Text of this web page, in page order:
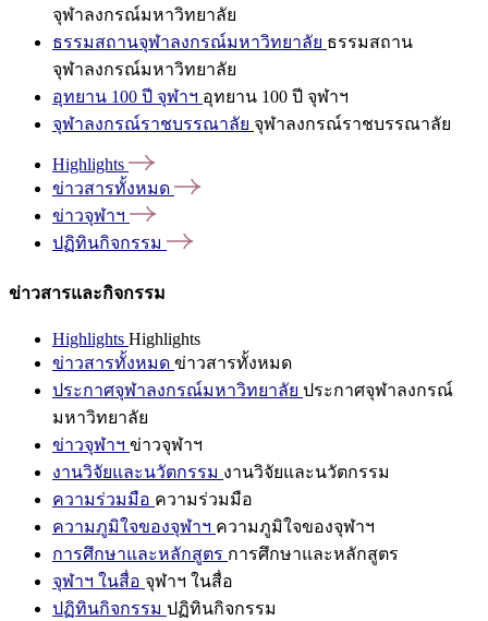
จุฬาลงกรณ์มหาวิทยาลัย
ธรรมสถานจุฬาลงกรณ์มหาวิทยาลัย ธรรมสถาน
จุฬาลงกรณ์มหาวิทยาลัย
อุทยาน 100 ปี จุฬาฯ อุทยาน 100 ปี จุฬาฯ
จุฬาลงกรณ์ราชบรรณาลัย จุฬาลงกรณ์ราชบรรณาลัย
Highlights
ข่าวสารทั้งหมด
ข่าวจุฬาฯ
ปฏิทินกิจกรรม
ข่าวสารและกิจกรรม
Highlights Highlights
ข่าวสารทั้งหมด ข่าวสารทั้งหมด
ประกาศจุฬาลงกรณ์มหาวิทยาลัย ประกาศจุฬาลงกรณ์
มหาวิทยาลัย
ข่าวจุฬาฯ ข่าวจุฬาฯ
งานวิจัยและนวัตกรรม งานวิจัยและนวัตกรรม
ความร่วมมือ ความร่วมมือ
ความภูมิใจของจุฬาฯ ความภูมิใจของจุฬาฯ
การศึกษาและหลักสูตร การศึกษาและหลักสูตร
จุฬาฯ ในสื่อ จุฬาฯ ในสื่อ
ปฏิทินกิจกรรม ปฏิทินกิจกรรม